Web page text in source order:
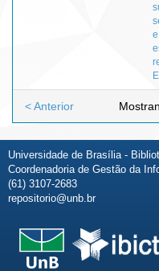
< Anterior
Universidade de Brasília -
Coordenadoria de Gestão da
(61) 3107-2683
repositorio@unb.br